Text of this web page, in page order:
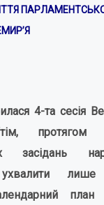
ПАРЛАМЕНТСЬКОЇ
’Я
4-та сесія
протягом
засідань
ухвалити